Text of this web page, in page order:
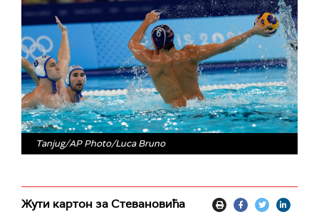
Tanjug/AP Photo/Luca Bruno
Жути картон за Стевановића